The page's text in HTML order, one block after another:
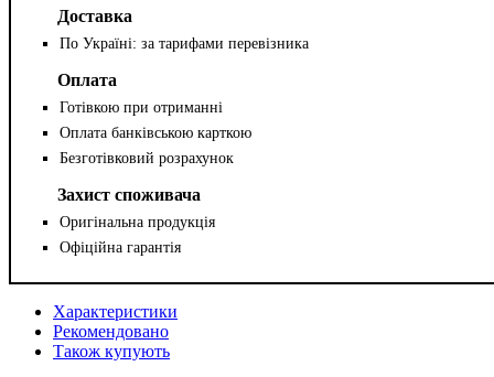
Доставка
По Україні: за тарифами перевізника
Оплата
Готівкою при отриманні
Оплата банківською карткою
Безготівковий розрахунок
Захист споживача
Оригінальна продукція
Офіційна гарантія
Характеристики
Рекомендовано
Також купують